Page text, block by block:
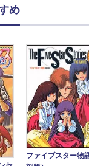
め
ファイブスター物